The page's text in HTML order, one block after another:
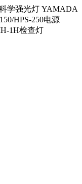
学强光灯 YAMADA
HPS-250电源
1H检查灯